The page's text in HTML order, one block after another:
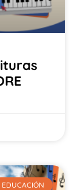
EDUCACIÓN